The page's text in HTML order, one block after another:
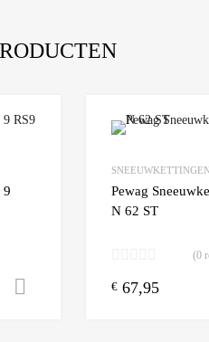
Add to Wishlist
9
Toevoegen aan winkelwagen
SNEEUWKETTINGEN
Pewag
N 62 ST
(0
€ 67,95